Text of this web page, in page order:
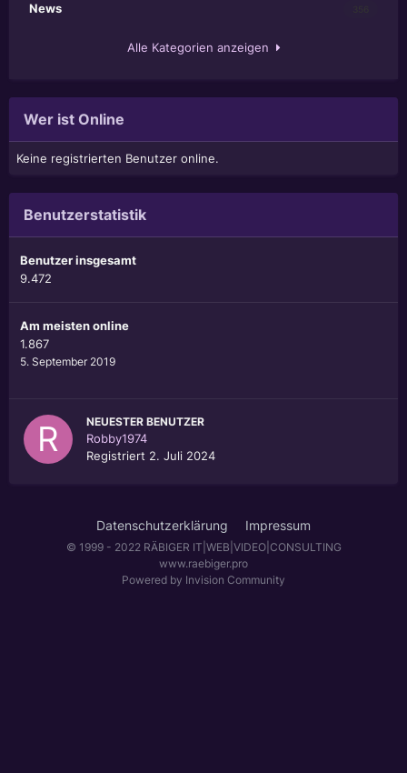
News
Alle Kategorien anzeigen
Wer ist Online
Keine registrierten Benutzer online.
Benutzerstatistik
Benutzer insgesamt
9.472
Am meisten online
1.867
5. September 2019
NEUESTER BENUTZER
Robby1974
Registriert 2. Juli 2024
Datenschutzerklärung Impressum
© 1999 - 2022 RÄBIGER IT|WEB|VIDEO|CONSULTING
www.raebiger.pro
Powered by Invision Community